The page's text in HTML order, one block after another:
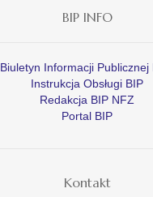
BIP INFO
Biuletyn Informacji Publicznej
Instrukcja Obsługi BIP
Redakcja BIP NFZ
Portal BIP
Kontakt